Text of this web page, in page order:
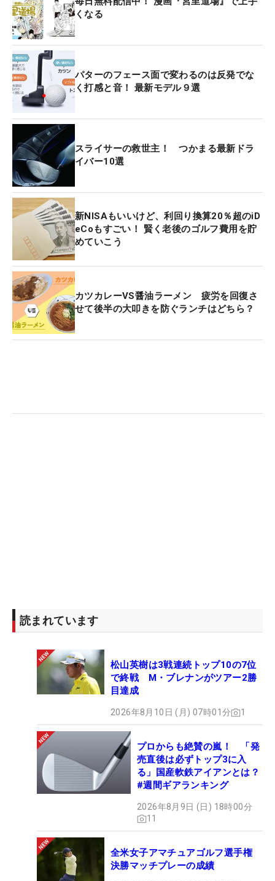
くなる
パターのフェース面で変わるのは反発でな
く打感と音！ 最新モデル９選
スライサーの救世主！ つかまる最新ドラ
イバー10選
新NISAもいいけど、利回り換算20％超のiD
eCoもすごい！ 賢く老後のゴルフ費用を貯
めていこう
カツカレーVS醤油ラーメン 疲労を回復さ
せて後半の大叩きを防ぐランチはどちら？
読まれています
松山英樹は3戦連続トップ10の7位
で終戦 M・ブレナンがツアー2勝
目達成
2026年8月10日 (月) 07時01分 1
プロからも絶賛の嵐！ 「発
売直後は必ずトップ3に入
る」国産軟鉄アイアンとは？
#週間ギアランキング
2026年8月9日 (日) 18時00分
11
全米女子アマチュアゴルフ選手権
決勝マッチプレーの成績